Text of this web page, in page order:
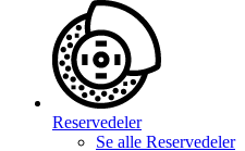
Reservedeler
Se alle Reservedeler